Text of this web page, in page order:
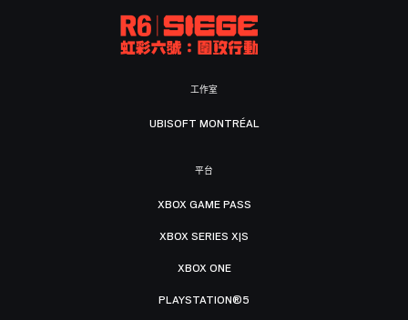
工作室
UBISOFT MONTRÉAL
平台
XBOX GAME PASS
XBOX SERIES X|S
XBOX ONE
PLAYSTATION®5